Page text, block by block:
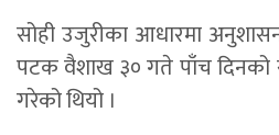
सोही उजुरीका आधारमा
पटक वैशाख ३० गते पाँच दिनको
गरेको थियो ।